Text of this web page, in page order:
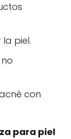
piel.
con
para piel